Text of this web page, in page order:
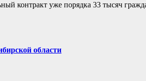
контракт уже порядка 33 тысяч
области